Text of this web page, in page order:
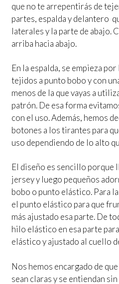
que no te arrepentirás de
partes, espalda y delantero
laterales y la parte de abajo.
arriba hacia abajo.
En la espalda, se empieza
tejidos a punto bobo y con
menos de la que vayas a
patrón. De esa forma
con el uso. Además, hemos
botones a los tirantes para
uso dependiendo de lo alto
El diseño es sencillo porque
jersey y luego pequeños
bobo o punto elástico. Para
el punto elástico para que
más ajustado esa parte. De
hilo elástico en esa parte
elástico y ajustado al cuello
Nos hemos encargado de
sean claras y se entiendan